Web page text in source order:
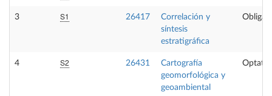
3 S1 26417
Correlación y
síntesis
estratigráfica
4 S2 26431
Cartografía
geomorfológica y
geoambiental